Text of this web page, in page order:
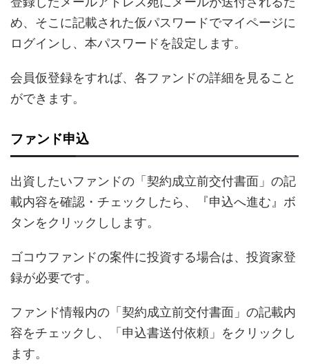
め、そこに記載された仮パスワードでマイページに
ログインし、本パスワードを設定します。
会員仮登録をすれば、各ファンドの詳細を見ること
ができます。
ファンド申込
出資したいファンドの「契約成立前交付書面」の記
載内容を確認・チェックしたら、『申込へ進む』ボ
タンをクリックしします。
ゴコウファンドの案件に投資する場合は、投資家登
録が必要です。
ファンド情報内の「契約成立前交付書面」の記載内
容をチェックし、「申込書送付依頼」をクリックし
ます。